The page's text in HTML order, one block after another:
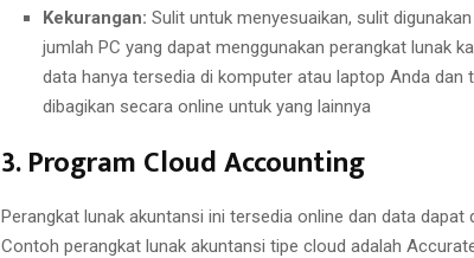
Kekurangan: Sulit untuk menyesuaikan, sulit
jumlah PC yang dapat menggunakan perangkat lunak
data hanya tersedia di komputer atau laptop Anda dan
dibagikan secara online untuk yang lainnya
3. Program Cloud Accounting
Perangkat lunak akuntansi ini tersedia online dan data dapat
Contoh perangkat lunak akuntansi tipe cloud adalah Accurate